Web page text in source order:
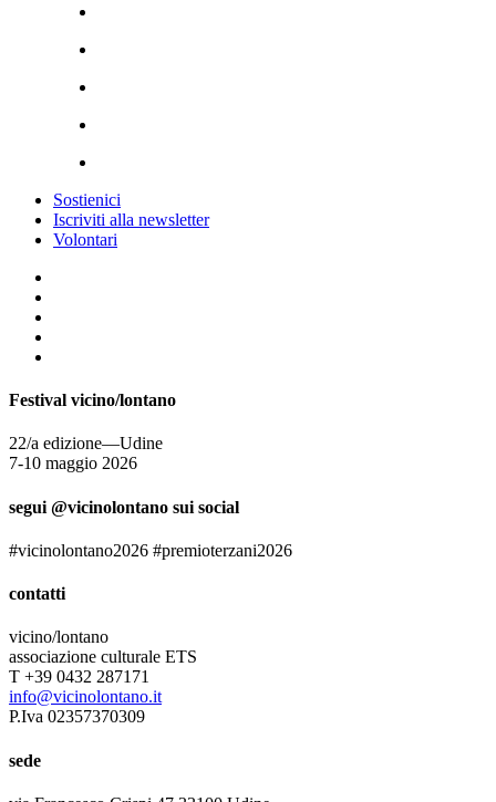
Sostienici
Iscriviti alla newsletter
Volontari
Festival vicino/lontano
22/a edizione—Udine
7-10 maggio 2026
segui @vicinolontano sui social
#vicinolontano2026 #premioterzani2026
contatti
vicino/lontano
associazione culturale ETS
T +39 0432 287171
info@vicinolontano.it
P.Iva 02357370309
sede